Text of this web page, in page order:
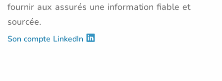
fournir aux assurés une information fiable et
sourcée.
Son compte LinkedIn